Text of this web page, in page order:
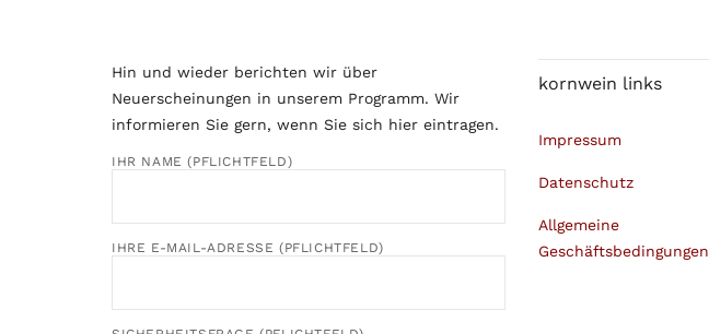
Hin und wieder berichten wir über
Neuerscheinungen in unserem Programm. Wir
informieren Sie gern, wenn Sie sich hier eintragen.
IHR NAME (PFLICHTFELD)
IHRE E-MAIL-ADRESSE (PFLICHTFELD)
kornwein links
Impressum
Datenschutz
Allgemeine
Geschäftsbedingungen